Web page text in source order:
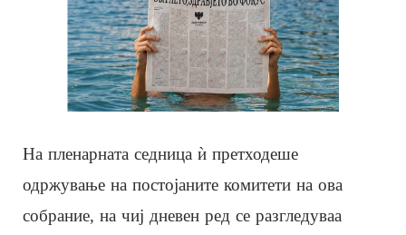
На пленарната седница ѝ претходеше
одржување на постојаните комитети на ова
собрание, на чиј дневен ред се разгледуваа